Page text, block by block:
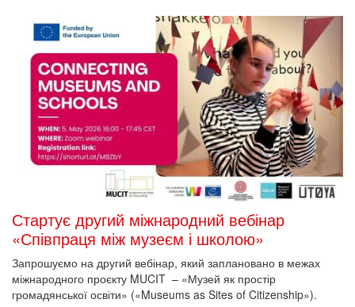
Стартує другий міжнародний вебінар
«Співпраця між музеєм і школою»
Запрошуємо на другий вебінар, який заплановано в межах
міжнародного проєкту MUCIT – «Музей як простір
громадянської освіти» («Museums as Sites of Citizenship»).